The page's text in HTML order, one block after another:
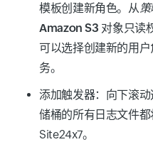
模板创建新角色。从
Amazon S3 对象只读
可以选择创建新的用
务。
添加触发器： 向下滚
储桶的所有日志文件
Site24x7。